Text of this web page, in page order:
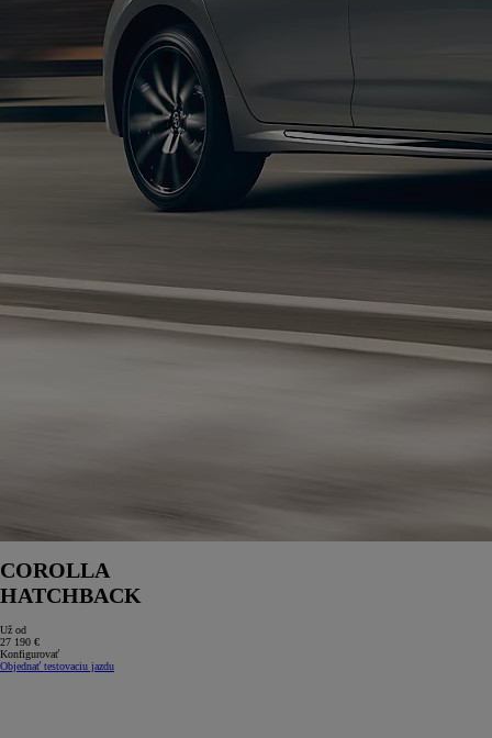
COROLLA
HATCHBACK
Už od
27 190 €
Konfigurovať
Objednať testovaciu jazdu